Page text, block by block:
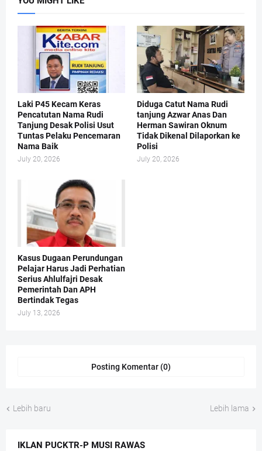
Laki P45 Kecam Keras
Pencatutan Nama Rudi
Tanjung Desak Polisi Usut
Tuntas Pelaku Pencemaran
Nama Baik
July 20, 2026
Diduga Catut Nama Rudi
tanjung Azwar Anas Dan
Herman Sawiran Oknum
Tidak Dikenal Dilaporkan ke
Polisi
July 20, 2026
Kasus Dugaan Perundungan
Pelajar Harus Jadi Perhatian
Serius Ahlulfajri Desak
Pemerintah Dan APH
Bertindak Tegas
July 13, 2026
Posting Komentar (0)
Lebih baru Lebih lama
IKLAN PUCKTR-P MUSI RAWAS